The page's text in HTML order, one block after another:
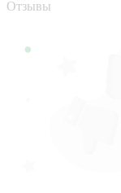
Отзывы